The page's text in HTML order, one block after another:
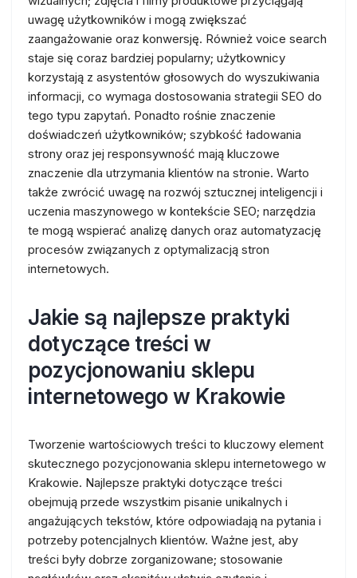
uwagę użytkowników i mogą zwiększać
zaangażowanie oraz konwersję. Również voice search
staje się coraz bardziej popularny; użytkownicy
korzystają z asystentów głosowych do wyszukiwania
informacji, co wymaga dostosowania strategii SEO do
tego typu zapytań. Ponadto rośnie znaczenie
doświadczeń użytkowników; szybkość ładowania
strony oraz jej responsywność mają kluczowe
znaczenie dla utrzymania klientów na stronie. Warto
także zwrócić uwagę na rozwój sztucznej inteligencji i
uczenia maszynowego w kontekście SEO; narzędzia
te mogą wspierać analizę danych oraz automatyzację
procesów związanych z optymalizacją stron
internetowych.
Jakie są najlepsze praktyki
dotyczące treści w
pozycjonowaniu sklepu
internetowego w Krakowie
Tworzenie wartościowych treści to kluczowy element
skutecznego pozycjonowania sklepu internetowego w
Krakowie. Najlepsze praktyki dotyczące treści
obejmują przede wszystkim pisanie unikalnych i
angażujących tekstów, które odpowiadają na pytania i
potrzeby potencjalnych klientów. Ważne jest, aby
treści były dobrze zorganizowane; stosowanie